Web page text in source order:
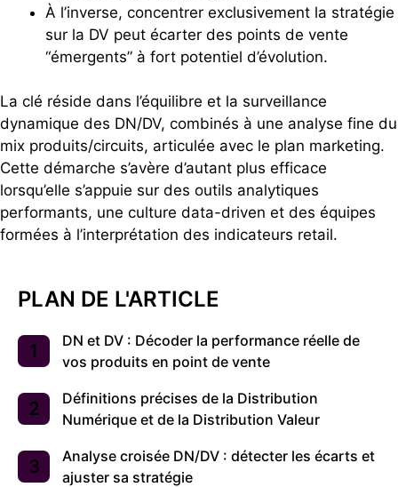
À l’inverse, concentrer exclusivement la stratégie
sur la DV peut écarter des points de vente
“émergents” à fort potentiel d’évolution.
La clé réside dans l’équilibre et la surveillance
dynamique des DN/DV, combinés à une analyse fine du
mix produits/circuits, articulée avec le plan marketing.
Cette démarche s’avère d’autant plus efficace
lorsqu’elle s’appuie sur des outils analytiques
performants, une culture data-driven et des équipes
formées à l’interprétation des indicateurs retail.
PLAN DE L'ARTICLE
DN et DV : Décoder la performance réelle de
vos produits en point de vente
Définitions précises de la Distribution
Numérique et de la Distribution Valeur
Analyse croisée DN/DV : détecter les écarts et
ajuster sa stratégie